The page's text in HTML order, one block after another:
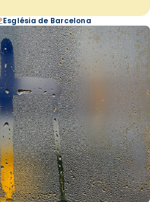
Església de Barcelona